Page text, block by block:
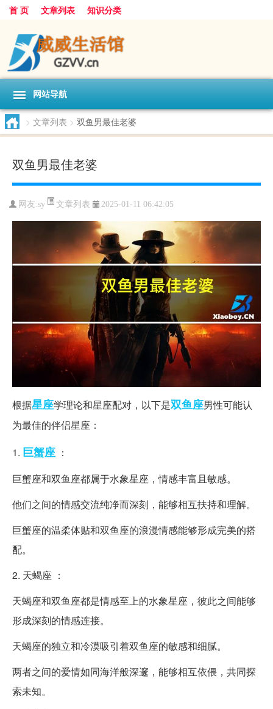
首 页 文章列表 知识分类
网站导航
> 文章列表 > 双鱼男最佳老婆
双鱼男最佳老婆
网友:sy 文章列表 2025-01-11 06:42:05
根据星座学理论和星座配对，以下是双鱼座男性可能认
为最佳的伴侣星座：
1. 巨蟹座 ：
巨蟹座和双鱼座都属于水象星座，情感丰富且敏感。
他们之间的情感交流纯净而深刻，能够相互扶持和理解。
巨蟹座的温柔体贴和双鱼座的浪漫情感能够形成完美的搭
配。
2. 天蝎座 ：
天蝎座和双鱼座都是情感至上的水象星座，彼此之间能够
形成深刻的情感连接。
天蝎座的独立和冷漠吸引着双鱼座的敏感和细腻。
两者之间的爱情如同海洋般深邃，能够相互依偎，共同探
索未知。